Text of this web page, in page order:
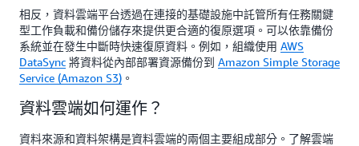
相反，資料雲端平台透過在連接的基礎設施中託管所有任務關鍵
型工作負載和備份儲存來提供更合適的復原選項。可以依靠備份
系統並在發生中斷時快速復原資料。例如，組織使用 AWS
DataSync 將資料從內部部署資源備份到 Amazon Simple Storage
Service (Amazon S3) 。
資料雲端如何運作？
資料來源和資料架構是資料雲端的兩個主要組成部分。了解雲端